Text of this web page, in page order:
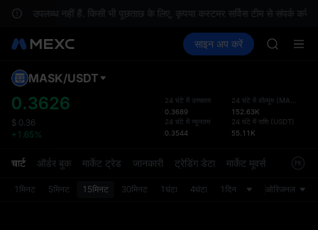
पर उपलब्ध नहीं हैं. किसी भी पूछताछ के लिए, कृपया कस्टमर सर्विस टीम से संपर्क करें.
स्पॉट फ़्यूचर्स UNITREE कमाएँ
साइन अप करें
SKYAI
HFT
SPCX
HFT
SPCX
को
MASK/USDT
0.3626
$ 0.36
+1.65%
24 घंटे में उच्चतम
0.3689
24 घंटे में न्यूनतम
0.3544
24 घंटे में वॉल्यूम (MASK
152.63K
24 घंटे में राशि (USDT)
55.11K
चार्ट ऑर्डर बुक मार्केट ट्रेड जानकारी ट्रेडिंग डेटा मार्केट मूवर्स
1मिनट 5मिनट 15मिनट 30मिनट 1घंटा 4घंटा 1दिन ओरिजनल